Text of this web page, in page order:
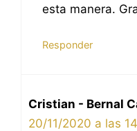
esta manera.
Responder
Cristian - Bernal
20/11/2020 a las